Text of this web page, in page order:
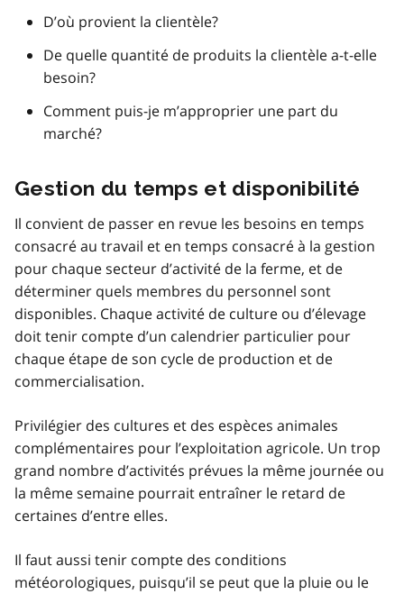
D’où provient la clientèle?
De quelle quantité de produits la clientèle a-t-elle
besoin?
Comment puis-je m’approprier une part du
marché?
Gestion du temps et disponibilité
Il convient de passer en revue les besoins en temps
consacré au travail et en temps consacré à la gestion
pour chaque secteur d’activité de la ferme, et de
déterminer quels membres du personnel sont
disponibles. Chaque activité de culture ou d’élevage
doit tenir compte d’un calendrier particulier pour
chaque étape de son cycle de production et de
commercialisation.
Privilégier des cultures et des espèces animales
complémentaires pour l’exploitation agricole. Un trop
grand nombre d’activités prévues la même journée ou
la même semaine pourrait entraîner le retard de
certaines d’entre elles.
Il faut aussi tenir compte des conditions
météorologiques, puisqu’il se peut que la pluie ou le